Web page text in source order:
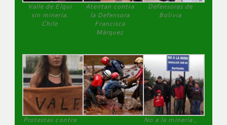
Valle de Elqui
sin minería.
Chile
Atentan contra
la Defensora
Francisca
Márquez
Defensoras de
Bolivia
Protestas contra
No a la minería ,